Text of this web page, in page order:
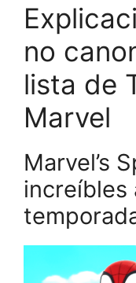
no
lista de
Marvel
Marvel’s
increíbles